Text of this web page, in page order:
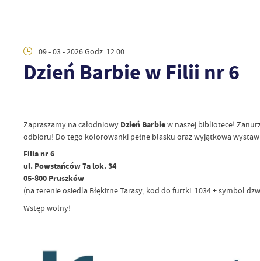
09 - 03 - 2026 Godz. 12:00
Dzień Barbie w Filii nr 6
Zapraszamy na całodniowy Dzień Barbiew naszej bibliotece!
odbioru! Do tego kolorowanki pełne blasku oraz wyjątkowa
Filia nr 6
ul. Powstańców 7a lok. 34
05-800 Pruszków
(na terenie osiedla Błękitne Tarasy; kod do furtki: 1034 + symbol
Wstęp wolny!